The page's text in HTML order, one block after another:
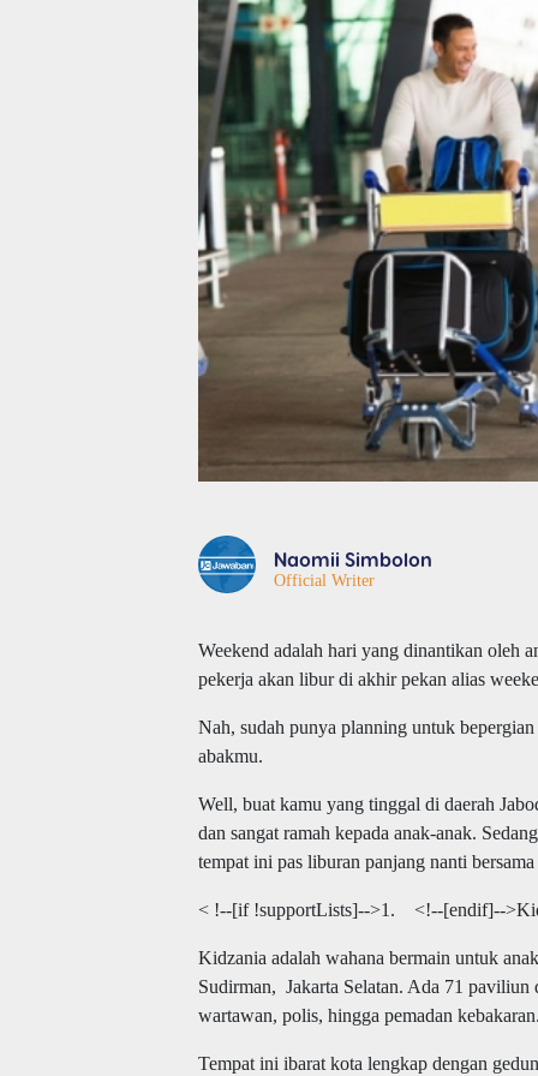
Naomii Simbolon
Official Writer
Weekend adalah hari yang dinantikan oleh
pekerja akan libur di akhir pekan alias
Nah, sudah punya planning untuk
abakmu.
Well, buat kamu yang tinggal di daerah
dan sangat ramah kepada anak-anak.
tempat ini pas liburan panjang nanti
< !--[if !supportLists]-->1. <!--[endif]-->
Kidzania adalah wahana bermain untuk
Sudirman, Jakarta Selatan. Ada 71
wartawan, polis, hingga pemadan
Tempat ini ibarat kota lengkap dengan